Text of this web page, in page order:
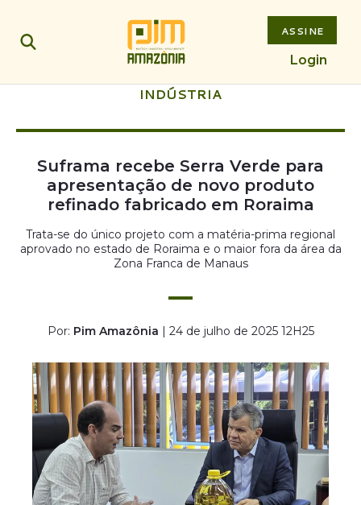
ASSINE
Login
INDÚSTRIA
Suframa recebe Serra Verde para
apresentação de novo produto
refinado fabricado em Roraima
Trata-se do único projeto com a matéria-prima regional
aprovado no estado de Roraima e o maior fora da área da
Zona Franca de Manaus
Por: Pim Amazônia | 24 de julho de 2025 12H25